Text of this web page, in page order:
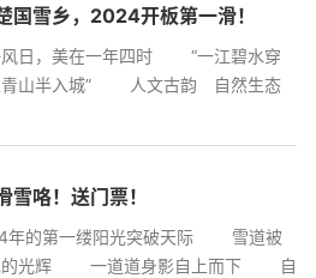
国雪乡，2024开板第一滑！
日，美在一年四时 “一江碧水穿
青山半入城” 人文古韵 自然生态
雪咯！送门票！
的第一缕阳光突破天际 雪道被
的光辉 一道道身影自上而下 自